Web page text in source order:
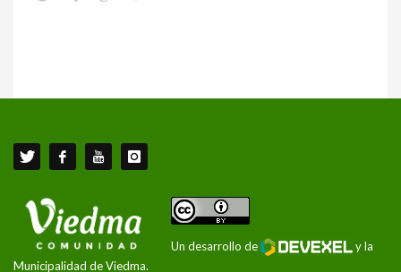
Un desarrollo de
y la
Municipalidad de Viedma.